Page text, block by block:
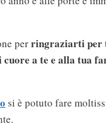
perringraziarti per
a te e alla tua
si è potuto fare